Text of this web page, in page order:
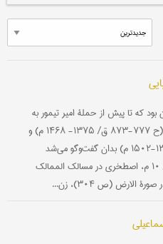
که تا پیش از حملۀ امیر تیمور به
ایران، و سلطۀ سلسله‌های قراقویونلو (ح ۷۷۷-۸۷۳ ق/ ۱۳۷۵- ۱۴۶۸ م) و
آق‌قویونلو (ح ۸۰۰- ح ۹۰۸ ق/ ۱۳۹۸-۱۵۰۲ م) بدان گفت‌وگو می‌شد
(یارشاطر، ۲۳۹-۲۴۰). در سدۀ ۴ ق/ ۱۰ م، اصطخری در مسالک الممالک